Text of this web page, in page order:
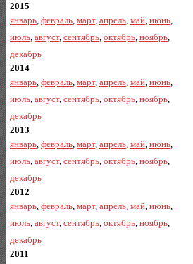
2015
январь, февраль, март, апрель, май, июнь,
июль, август, сентябрь, октябрь, ноябрь,
декабрь
2014
январь, февраль, март, апрель, май, июнь,
июль, август, сентябрь, октябрь, ноябрь,
декабрь
2013
январь, февраль, март, апрель, май, июнь,
июль, август, сентябрь, октябрь, ноябрь,
декабрь
2012
январь, февраль, март, апрель, май, июнь,
июль, август, сентябрь, октябрь, ноябрь,
декабрь
2011